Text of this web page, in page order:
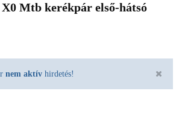
Mtb kerékpár első-hátsó
nem aktív hirdetés!